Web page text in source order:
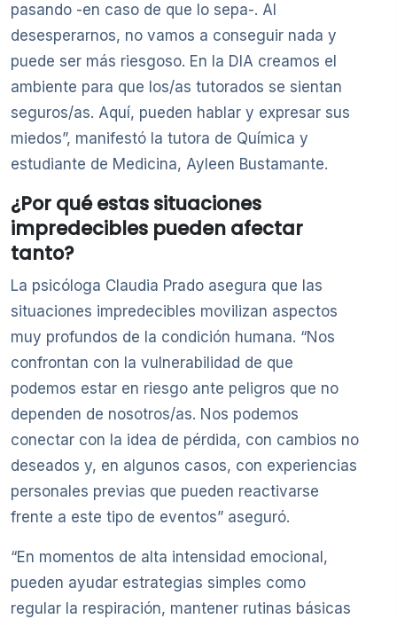
pasando -en caso de que lo sepa-. Al
desesperarnos, no vamos a conseguir nada y
puede ser más riesgoso. En la DIA creamos el
ambiente para que los/as tutorados se sientan
seguros/as. Aquí, pueden hablar y expresar sus
miedos”, manifestó la tutora de Química y
estudiante de Medicina, Ayleen Bustamante.
¿Por qué estas situaciones
impredecibles pueden afectar
tanto?
La psicóloga Claudia Prado asegura que las
situaciones impredecibles movilizan aspectos
muy profundos de la condición humana. “Nos
confrontan con la vulnerabilidad de que
podemos estar en riesgo ante peligros que no
dependen de nosotros/as. Nos podemos
conectar con la idea de pérdida, con cambios no
deseados y, en algunos casos, con experiencias
personales previas que pueden reactivarse
frente a este tipo de eventos” aseguró.
“En momentos de alta intensidad emocional,
pueden ayudar estrategias simples como
regular la respiración, mantener rutinas básicas